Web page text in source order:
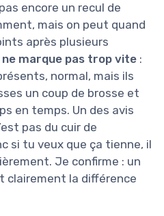
encore un recul de
mais on peut quand
après plusieurs
marque pas trop vite :
normal, mais ils
un coup de brosse et
en temps. Un des avis
pas du cuir de
si tu veux que ça tienne, il
Je confirme : un
clairement la différence